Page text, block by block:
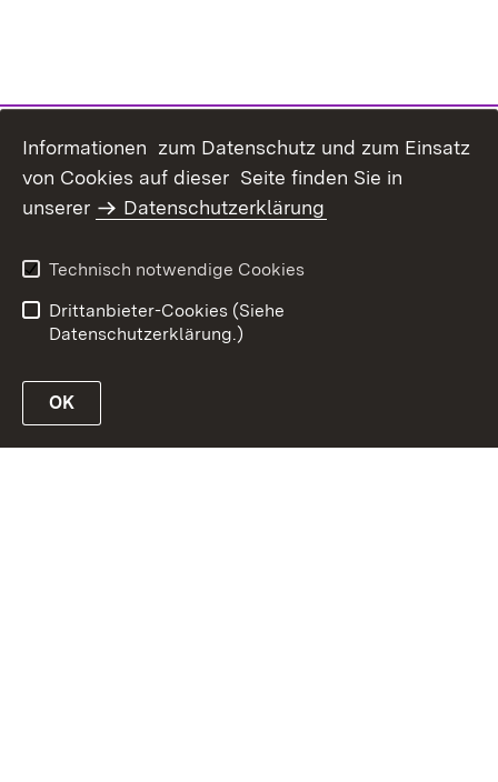
Informationen zum Datenschutz und zum Einsatz
von Cookies auf dieser Seite finden Sie in
unserer
Datenschutzerklärung
Technisch notwendige Cookies
Drittanbieter-Cookies (Siehe
Datenschutzerklärung.)
OK